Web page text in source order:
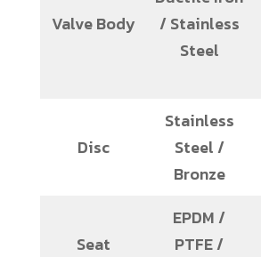
Valve Body
/ Stainless
Steel
Disc
Stainless
Steel /
Bronze
Seat
EPDM /
PTFE /